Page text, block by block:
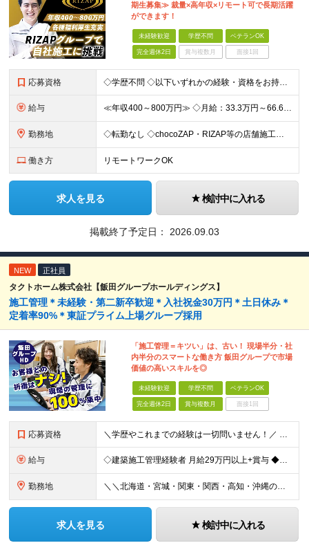
期生募集≫ 裁量×高年収×リモート可で長期活躍
ができます！
未経験歓迎 学歴不問 ベテランOK
完全週休2日 賞与複数月 面接1回
応募資格 ◇学歴不問 ◇以下いずれかの経験・資格をお持ちの方 ≪対象経験≫ ・店舗内装工事（フィットネス・飲食・物販など）の施工管理経験 ・電気/空調/給排水工事いずれかの施工管理経験（1年以上目安） ・職長
給与 ≪年収400～800万円≫ ◇月給：33.3万円～66.6万円 ◇残業代別途支給 ◇昇給年2回（実力次第でスピード昇給可能） スキル・経験に応じた評価制度 ￣￣￣￣￣￣￣￣￣￣￣￣￣ 新設チームのた
勤務地 ◇転勤なし ◇chocoZAP・RIZAP等の店舗施工を担当 ◇本社もしくは在宅での勤務になります 【本社所在地】 東京都新宿区西新宿8-17-1 住友不動産新宿グランドタワー36F 【転勤につい
働き方 リモートワークOK
求人を見る 検討中に入れる
掲載終了予定日： 2026.09.03
NEW 正社員
タクトホーム株式会社【飯田グループホールディングス】
施工管理＊未経験・第二新卒歓迎＊入社祝金30万円＊土日休み＊
定着率90%＊東証プライム上場グループ採用
「施工管理＝キツい」は、古い！ 現場半分・社
内半分のスマートな働き方 飯田グループで市場
価値の高いスキルを◎
未経験歓迎 学歴不問 ベテランOK
完全週休2日 賞与複数月 面接1回
応募資格 ＼学歴やこれまでの経験は一切問いません！／ 正社員デビュー、第二新卒、異業種からの転職、大歓迎です♪ 【必須条件】 ＊高卒以上の方 ＊普通自動車免許をお持ちの方(AT限定も大歓迎！) ――【こ
給与 ◇建築施工管理経験者 月給29万円以上+賞与 ◆未経験者 月給25万円以上＋賞与 ※経験、スキルにより考慮し、当社規定により優遇します。 ＜平均年収例＞ 668万円／月給37.2万円＋賞与(4.
勤務地 ＼＼北海道・宮城・関東・関西・高知・沖縄の当社拠点／／ ▼北海道エリア 札幌店 ▼宮城エリア 仙台店 ▼千葉エリア 柏店、鎌ヶ谷店、千葉店、市川店 ▼埼玉エリア 狭山店、大宮店、浦和店、志木店
求人を見る 検討中に入れる